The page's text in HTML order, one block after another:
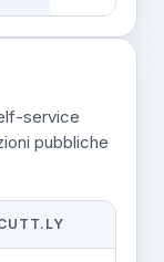
service
pubbliche